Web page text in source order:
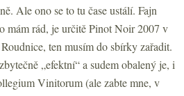
Ale ono se to tu čase ustálí. Fajn
mám rád, je určitě Pinot Noir 2007 v
ten musím do sbírky zařadit.
„efektní“ a sudem obalený je, i
Vinitorum (ale zabte mne, v